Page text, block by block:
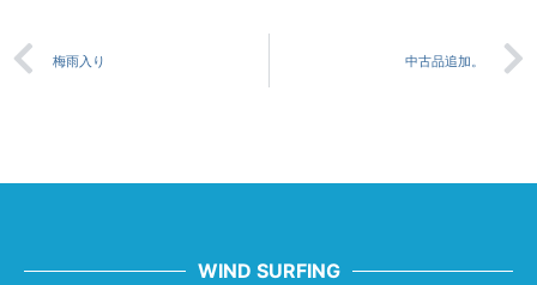
梅雨入り 中古品追加。
WIND SURFING